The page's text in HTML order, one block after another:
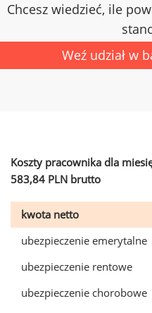
Chcesz wiedzieć, ile
Weź udział w
Koszty pracownika dla
583,84 PLN brutto
kwota netto
ubezpieczenie emerytalne
ubezpieczenie rentowe
ubezpieczenie chorobowe